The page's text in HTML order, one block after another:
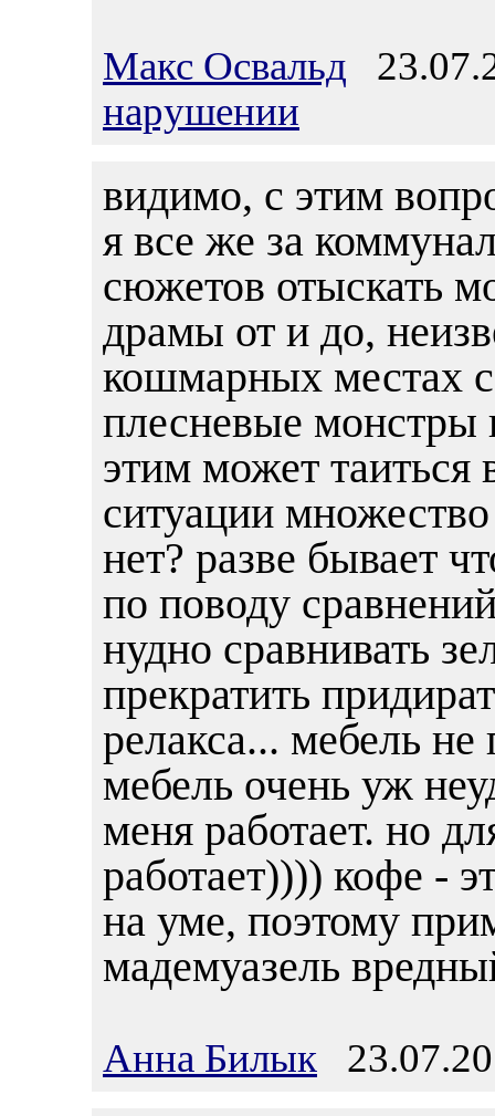
Макс Освальд
нарушении
видимо, с этим
я все же за
сюжетов отыскать
драмы от и до,
кошмарных местах
плесневые монстры
этим может таиться
ситуации
нет? разве бывает
по поводу
нудно сравнивать
прекратить
релакса... мебель не
мебель очень уж
меня работает. но
работает)))) кофе -
на уме, поэтому
мадемуазель
Анна Билык